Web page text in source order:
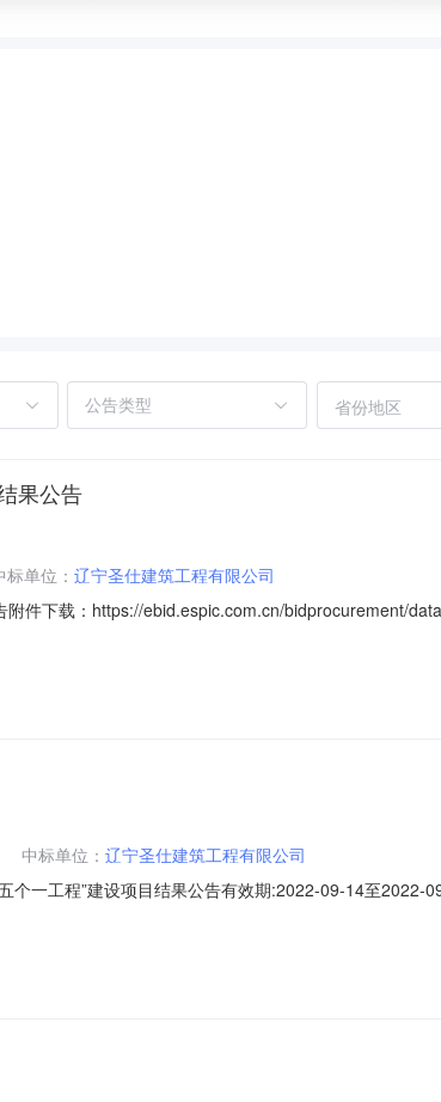
省份地区
果公告
标单位： 辽宁圣仕建筑工程有限公司
件下载：https://ebid.espic.com.cn/bidprocurement/
ebid.espic.com.cn/bidprocurem
中标单位： 辽宁圣仕建筑工程有限公司
个一工程”建设项目结果公告有效期:2022-09-14至2022-
程有限公司供应商地址：中标（成交）金额：